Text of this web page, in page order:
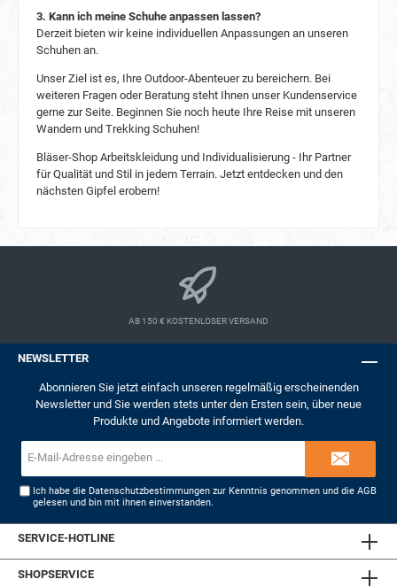
3. Kann ich meine Schuhe anpassen lassen?
Derzeit bieten wir keine individuellen Anpassungen an unseren
Schuhen an.
Unser Ziel ist es, Ihre Outdoor-Abenteuer zu bereichern. Bei
weiteren Fragen oder Beratung steht Ihnen unser Kundenservice
gerne zur Seite. Beginnen Sie noch heute Ihre Reise mit unseren
Wandern und Trekking Schuhen!
Bläser-Shop Arbeitskleidung und Individualisierung - Ihr Partner
für Qualität und Stil in jedem Terrain. Jetzt entdecken und den
nächsten Gipfel erobern!
AB 150 € KOSTENLOSER VERSAND
NEWSLETTER
Abonnieren Sie jetzt einfach unseren regelmäßig erscheinenden
Newsletter und Sie werden stets unter den Ersten sein, über neue
Produkte und Angebote informiert werden.
Adresse*
Ich habe die Datenschutzbestimmungen zur Kenntnis genommen und dieAGB
gelesen und bin mit ihnen einverstanden.
SERVICE-HOTLINE
SHOPSERVICE